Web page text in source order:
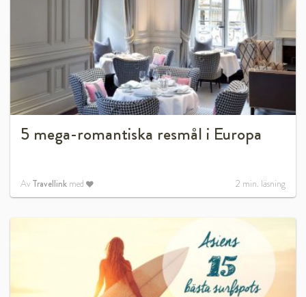
5 mega-romantiska resmål i Europa
Av Travellink med 2 min. läsning